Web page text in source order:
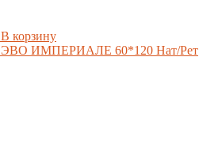
В корзину